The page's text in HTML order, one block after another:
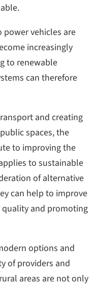
vehicles are
increasingly
to renewable
can therefore
and creating
spaces, the
to improving the
to sustainable
of alternative
can help to improve
quality and promoting
options and
of providers and
areas are not only